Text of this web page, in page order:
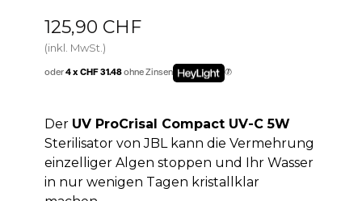
125,90 CHF
(inkl. MwSt.)
oder4 x CHF 31.48ohne Zinsen
Der UV ProCrisal Compact UV-C 5W
Sterilisator von JBL kann die Vermehrung
einzelliger Algen stoppen und Ihr Wasser
in nur wenigen Tagen kristallklar